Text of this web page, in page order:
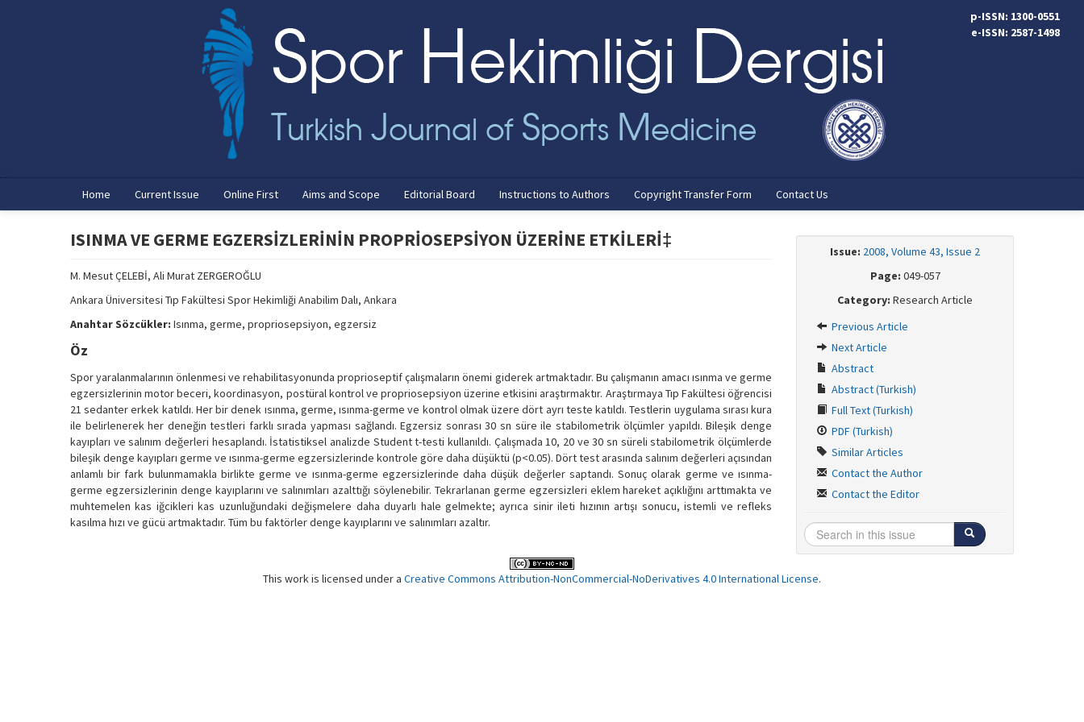
p-ISSN: 1300-0551
e-ISSN: 2587-1498
Home Current Issue Online First Aims and Scope Editorial Board Instructions to Authors Copyright Transfer Form Contact Us
ISINMA VE GERME EGZERSİZLERİNİN PROPRİOSEPSİYON ÜZERİNE ETKİLERİ‡
M. Mesut ÇELEBİ, Ali Murat ZERGEROĞLU
Ankara Üniversitesi Tıp Fakültesi Spor Hekimliği Anabilim Dalı, Ankara
Anahtar Sözcükler: Isınma, germe, propriosepsiyon, egzersiz
Öz
Spor yaralanmalarının önlenmesi ve rehabilitasyonunda proprioseptif çalışmaların önemi giderek artmaktadır. Bu çalışmanın amacı ısınma ve germe
egzersizlerinin motor beceri, koordinasyon, postüral kontrol ve propriosepsiyon üzerine etkisini araştırmaktır. Araştırmaya Tıp Fakültesi öğrencisi
21 sedanter erkek katıldı. Her bir denek ısınma, germe, ısınma-germe ve kontrol olmak üzere dört ayrı teste katıldı. Testlerin uygulama sırası kura
ile belirlenerek her deneğin testleri farklı sırada yapması sağlandı. Egzersiz sonrası 30 sn süre ile stabilometrik ölçümler yapıldı. Bileşik denge
kayıpları ve salınım değerleri hesaplandı. İstatistiksel analizde Student t-testi kullanıldı. Çalışmada 10, 20 ve 30 sn süreli stabilometrik ölçümlerde
bileşik denge kayıpları germe ve ısınma-germe egzersizlerinde kontrole göre daha düşüktü (p<0.05). Dört test arasında salınım değerleri açısından
anlamlı bir fark bulunmamakla birlikte germe ve ısınma-germe egzersizlerinde daha düşük değerler saptandı. Sonuç olarak germe ve ısınma-
germe egzersizlerinin denge kayıplarını ve salınımları azalttığı söylenebilir. Tekrarlanan germe egzersizleri eklem hareket açıklığını arttımakta ve
muhtemelen kas iğcikleri kas uzunluğundaki değişmelere daha duyarlı hale gelmekte; ayrıca sinir ileti hızının artışı sonucu, istemli ve refleks
kasılma hızı ve gücü artmaktadır. Tüm bu faktörler denge kayıplarını ve salınımları azaltır.
Issue: 2008, Volume 43, Issue 2
Page: 049-057
Category: Research Article
Previous Article
Next Article
Abstract
Abstract (Turkish)
Full Text (Turkish)
PDF (Turkish)
Similar Articles
Contact the Author
Contact the Editor
This work is licensed under a Creative Commons Attribution-NonCommercial-NoDerivatives 4.0 International License.